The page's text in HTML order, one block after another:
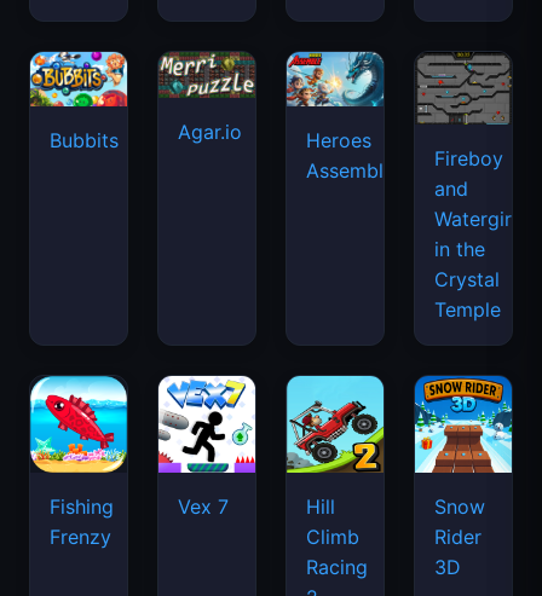
Bubbits Agar.io
Heroes
Assemble
Fireboy
and
Watergirl
in the
Crystal
Temple
Fishing
Frenzy
Vex 7
Hill
Climb
Racing
Snow
Rider
3D